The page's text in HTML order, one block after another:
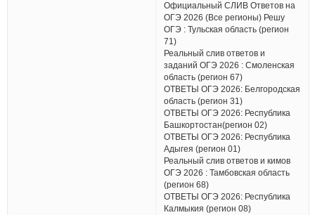
Официальный СЛИВ Ответов на
ОГЭ 2026 (Все регионы) Решу
ОГЭ : Тульская область (регион
71)
Реальный слив ответов и
заданий ОГЭ 2026 : Смоленская
область (регион 67)
ОТВЕТЫ ОГЭ 2026: Белгородская
область (регион 31)
ОТВЕТЫ ОГЭ 2026: Республика
Башкортостан(регион 02)
ОТВЕТЫ ОГЭ 2026: Республика
Адыгея (регион 01)
Реальный слив ответов и кимов
ОГЭ 2026 : Тамбовская область
(регион 68)
ОТВЕТЫ ОГЭ 2026: Республика
Калмыкия (регион 08)